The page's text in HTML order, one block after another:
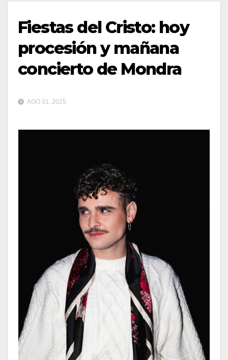
Fiestas del Cristo: hoy
procesión y mañana
concierto de Mondra
AGO 31, 2025